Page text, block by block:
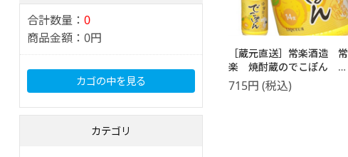
合計数量： 0
商品金額： 0円
カゴの中を見る
カテゴリ
［蔵元直送］常楽酒造 常
楽 焼酎蔵のでこぽん
300ml
715円 (税込)